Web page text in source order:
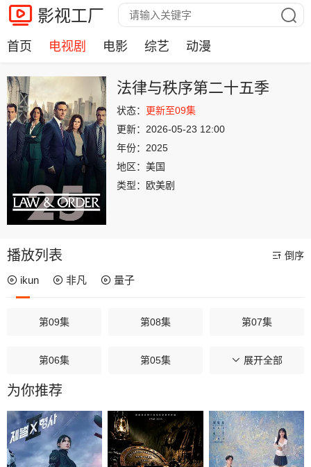
影视工厂
首页 电视剧 电影 综艺 动漫
法律与秩序第二十五季
状态： 更新至09集
更新： 2026-05-23 12:00
年份： 2025
地区： 美国
类型：
欧美剧
播放列表 倒序
ikun 非凡 量子
第09集 第08集 第07集
第06集 第05集 第04集
第03集
展开全部
为你推荐